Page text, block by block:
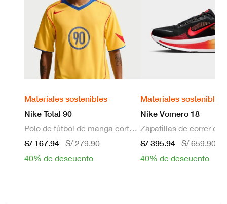
Materiales sostenibles
Nike Total 90
Polo de fútbol de manga corta Dri-FIT para hombre
S/ 167.94
S/ 279.90
40% de descuento
Materiales sostenibles
Nike Vomero 18
S/ 395.94
S/ 659.90
40% de descuento